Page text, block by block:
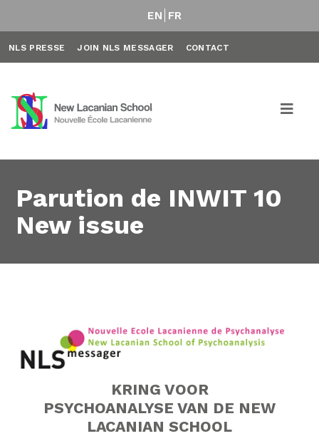
EN FR
NLS PRESSE JOIN NLS MESSAGER CONTACT
Parution de INWIT 10
New issue
KRING VOOR
PSYCHOANALYSE VAN DE NEW
LACANIAN SCHOOL